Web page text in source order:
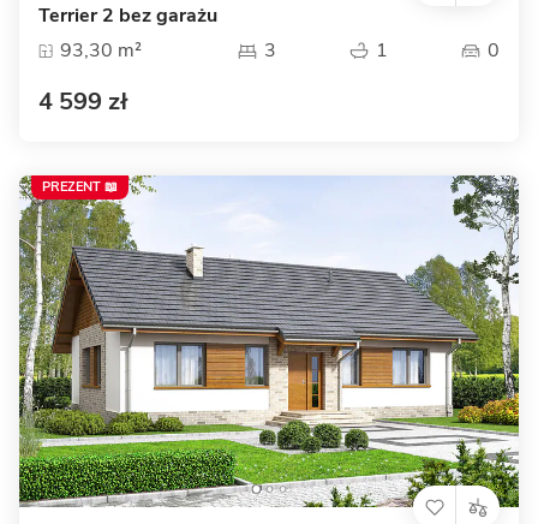
Terrier 2 bez garażu
93,30 m²
3 1 0
4 599 zł
PREZENT 📖